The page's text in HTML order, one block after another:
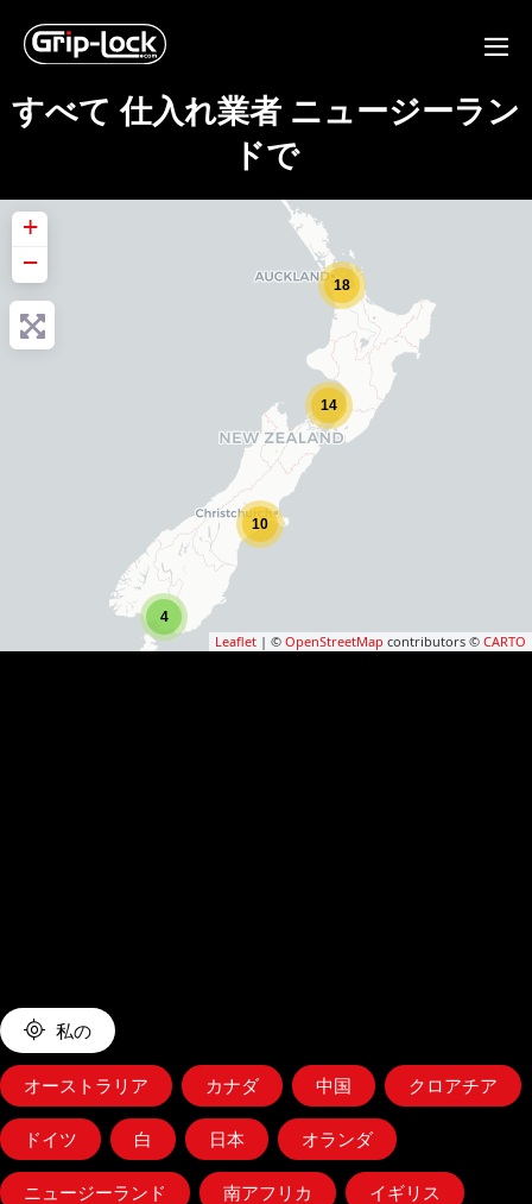
ン
キ
プ
ュ
すべて 仕入れ業者 ニュージーラン
ドで
4
10
14
18
+
−
Leaflet | © OpenStreetMap contributors © CARTO
私の
オーストラリア カナダ 中国 クロアチア
ドイツ 白 日本 オランダ
ニュージーランド 南アフリカ イギリス